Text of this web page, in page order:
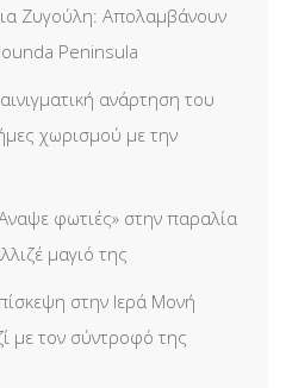
Ζυγούλη: Απολαμβάνουν
Peninsula
ανάρτηση του
χωρισμού με την
φωτιές» στην παραλία
μαγιό της
στην Ιερά Μονή
με τον σύντροφό της